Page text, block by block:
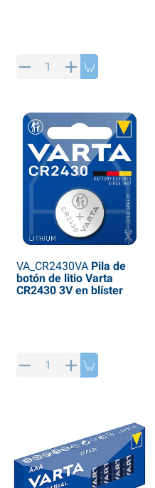
VA_CR2430VAPila de
botón de litio Varta
CR2430 3V en blíster